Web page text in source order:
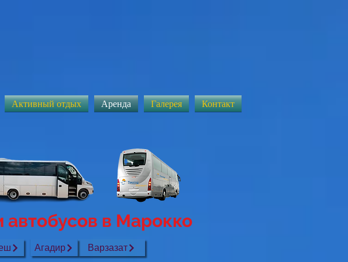
Активный отдых Аренда Галерея Контакт
автобусов в Марокко
Агадир Варзазат